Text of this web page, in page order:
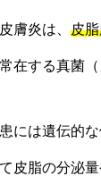
膚炎は、 皮
在する真菌
には遺伝的
皮脂の分泌